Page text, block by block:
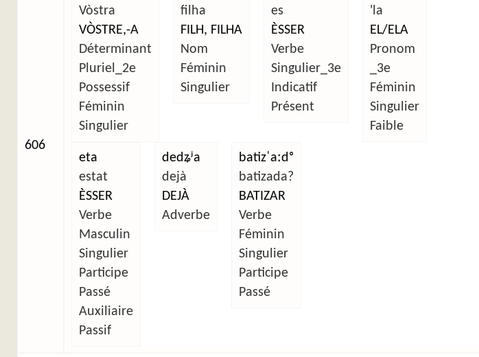
606
Vòstra
VÒSTRE,-A
Déterminant
Pluriel_2e
Possessif
Féminin
Singulier
filha
FILH, FILHA
Nom
Féminin
Singulier
es
ÈSSER
Verbe
Singulier_3e
Indicatif
Présent
'la
EL/ELA
Pronom
_3e
Féminin
Singulier
Faible
eta
estat
ÈSSER
Verbe
Masculin
Singulier
Participe
Passé
Auxiliaire
Passif
dedʑʲa
dejà
DEJÀ
Adverbe
batizˈaːdᵒ
batizada?
BATIZAR
Verbe
Féminin
Singulier
Participe
Passé